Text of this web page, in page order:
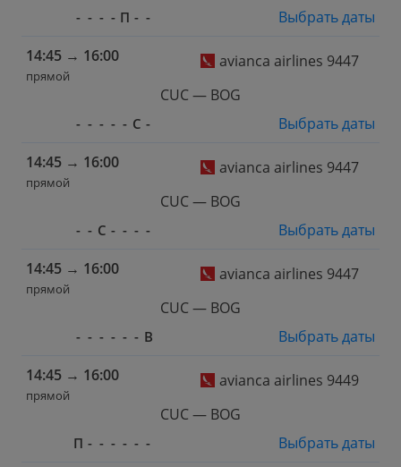
- - - - П - -
Выбрать даты
14:45 → 16:00
прямой
avianca airlines 9447
CUC — BOG
- - - - - С -
Выбрать даты
14:45 → 16:00
прямой
avianca airlines 9447
CUC — BOG
- - С - - - -
Выбрать даты
14:45 → 16:00
прямой
avianca airlines 9447
CUC — BOG
- - - - - - В
Выбрать даты
14:45 → 16:00
прямой
avianca airlines 9449
CUC — BOG
П - - - - - -
Выбрать даты